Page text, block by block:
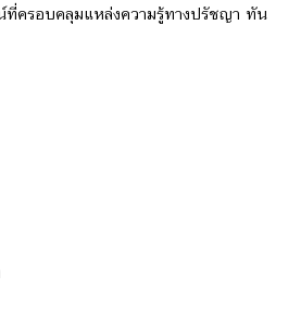
ครอบคลุมแหล่งความรู้ทางปรัชญา ทัน